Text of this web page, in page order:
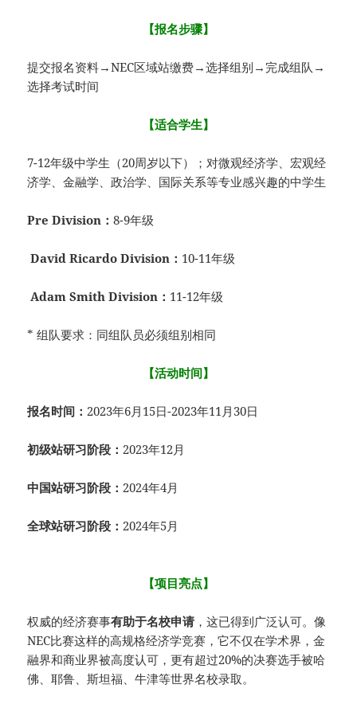
【报名步骤】
提交报名资料→NEC区域站缴费→选择组别→完成组队→
选择考试时间
【适合学生】
7-12年级中学生（20周岁以下）；对微观经济学、宏观经
济学、金融学、政治学、国际关系等专业感兴趣的中学生
Pre Division：8-9年级
David Ricardo Division： 10-11年级
Adam Smith Division： 11-12年级
* 组队要求：同组队员必须组别相同
【活动时间】
报名时间：2023年6月15日-2023年11月30日
初级站研习阶段：2023年12月
中国站研习阶段：2024年4月
全球站研习阶段：2024年5月
【项目亮点】
权威的经济赛事有助于名校申请 ，这已得到广泛认可。像
NEC比赛这样的高规格经济学竞赛，它不仅在学术界，金
融界和商业界被高度认可，更有超过20%的决赛选手被哈
佛、耶鲁、斯坦福、牛津等世界名校录取。